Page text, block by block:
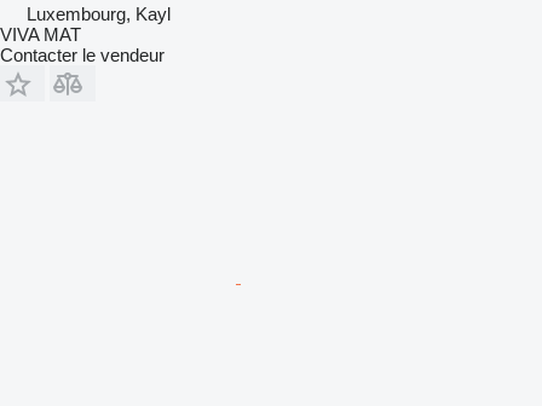
Luxembourg, Kayl
VIVA MAT
Contacter le vendeur